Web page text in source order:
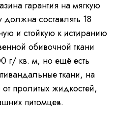
гарантия на мягкую
составлять 18
и стойкую к истиранию
обивочной ткани
г/ кв. м, но ещё есть
ткани, на
от пролитых жидкостей,
питомцев.